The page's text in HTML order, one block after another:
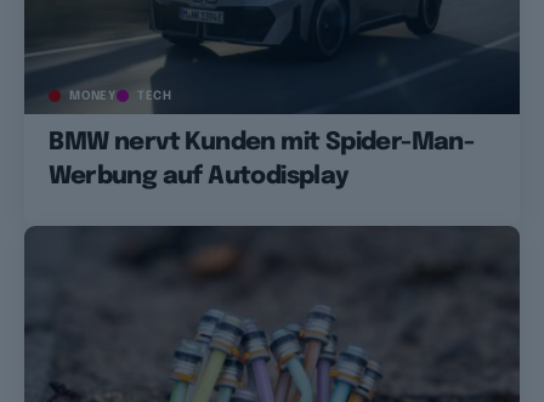
MONEY TECH
BMW nervt Kunden mit Spider-Man-
Werbung auf Autodisplay